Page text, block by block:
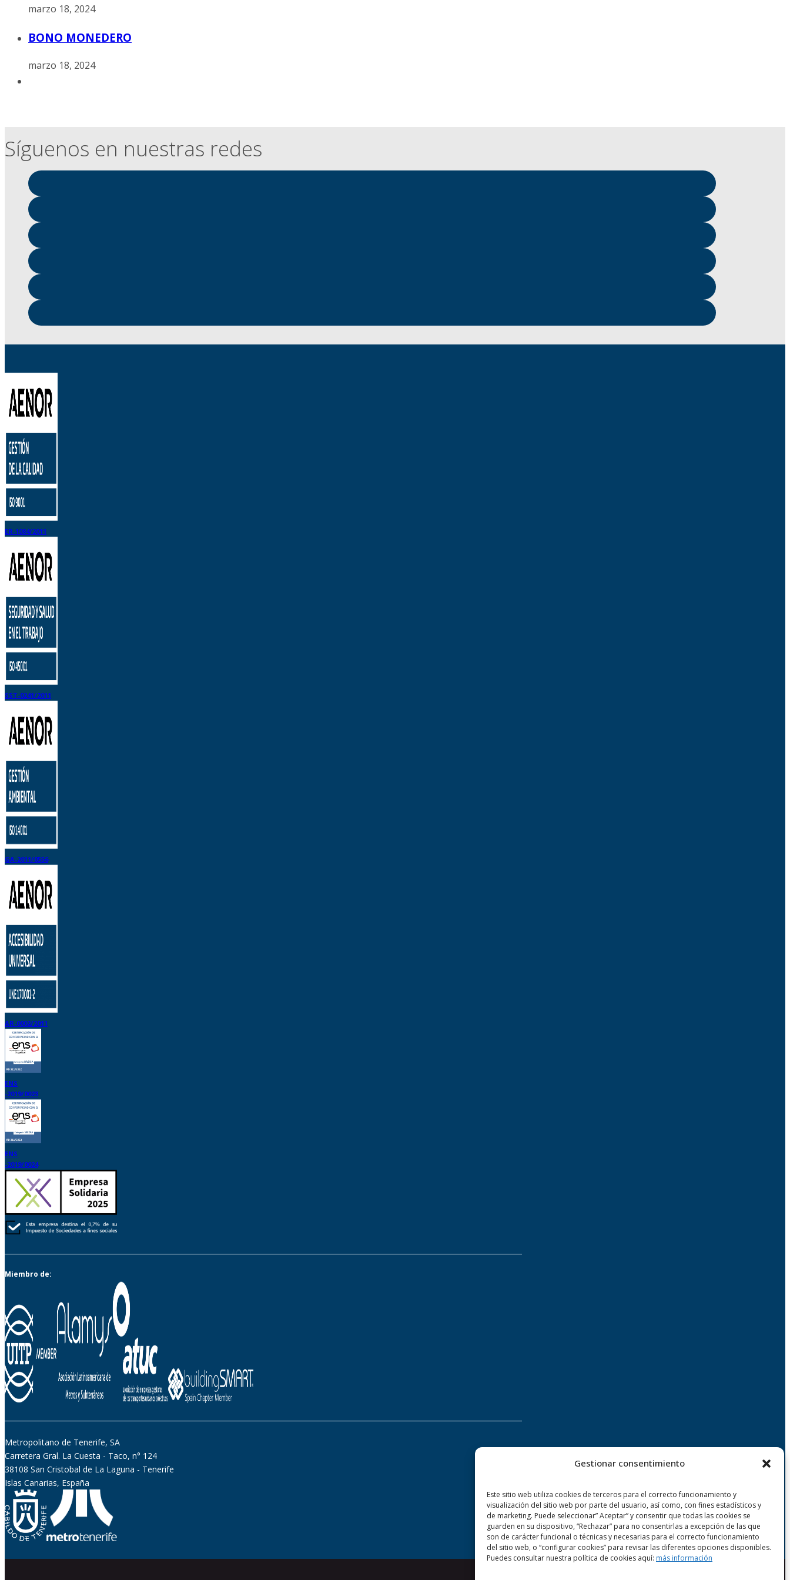
Gestionar consentimiento
Este sitio web utiliza cookies de terceros para el correcto funcionamiento y
visualización del sitio web por parte del usuario, así como, con fines estadísticos y
de marketing. Puede seleccionar” Aceptar” y consentir que todas las cookies se
guarden en su dispositivo, “Rechazar” para no consentirlas a excepción de las que
son de carácter funcional o técnicas y necesarias para el correcto funcionamiento
del sitio web, o “configurar cookies” para revisar las diferentes opciones disponibles.
Puedes consultar nuestra política de cookies aquí: más información
marzo 18, 2024
BONO MONEDERO
marzo 18, 2024
Síguenos en nuestras redes
ER-1084/2011
SST-0241/2011
GA-2011/0556
AR-0002/2011
ENS
-2019/0023
ENS
-2019/0024
Miembro de:
Metropolitano de Tenerife, SA
Carretera Gral. La Cuesta - Taco, n° 124
38108 San Cristobal de La Laguna - Tenerife
Islas Canarias, España